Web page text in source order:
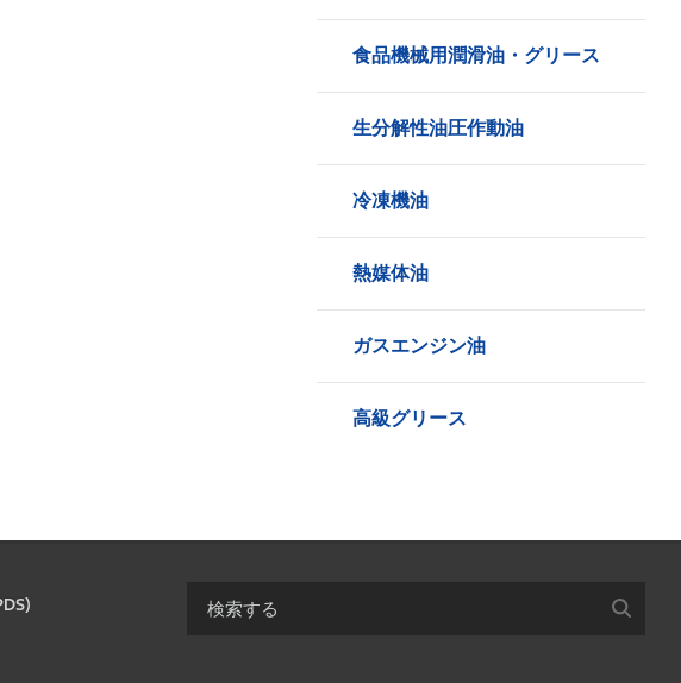
食品機械用潤滑油・グリース
生分解性油圧作動油
冷凍機油
熱媒体油
ガスエンジン油
高級グリース